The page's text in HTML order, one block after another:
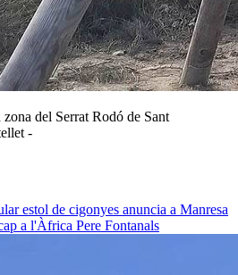
del Serrat Rodó de Sant
-
estol de cigonyes anuncia a Manresa
a l'Àfrica Pere Fontanals